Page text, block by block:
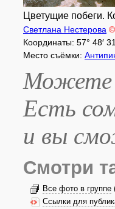
Цветущие побеги.
Светлана Нестерова ©
Координаты: 57° 48′
Место съёмки:
Можете
Есть
и вы
Смотри
Все фото в группе
Ссылки для